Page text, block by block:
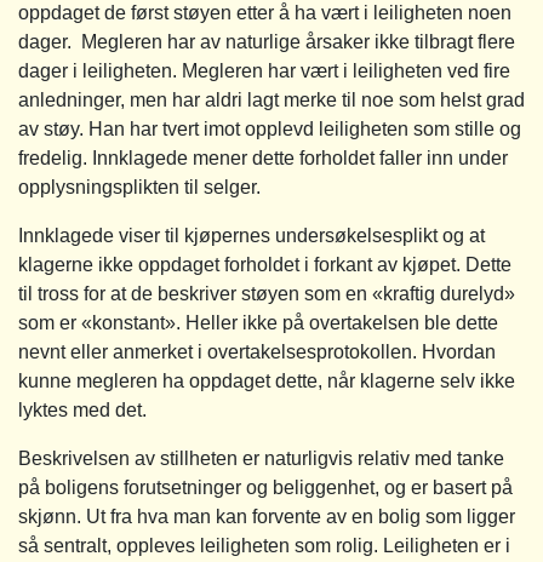
oppdaget de først støyen etter å ha vært i leiligheten noen
dager. Megleren har av naturlige årsaker ikke tilbragt flere
dager i leiligheten. Megleren har vært i leiligheten ved fire
anledninger, men har aldri lagt merke til noe som helst grad
av støy. Han har tvert imot opplevd leiligheten som stille og
fredelig. Innklagede mener dette forholdet faller inn under
opplysningsplikten til selger.
Innklagede viser til kjøpernes undersøkelsesplikt og at
klagerne ikke oppdaget forholdet i forkant av kjøpet. Dette
til tross for at de beskriver støyen som en «kraftig durelyd»
som er «konstant». Heller ikke på overtakelsen ble dette
nevnt eller anmerket i overtakelsesprotokollen. Hvordan
kunne megleren ha oppdaget dette, når klagerne selv ikke
lyktes med det.
Beskrivelsen av stillheten er naturligvis relativ med tanke
på boligens forutsetninger og beliggenhet, og er basert på
skjønn. Ut fra hva man kan forvente av en bolig som ligger
så sentralt, oppleves leiligheten som rolig. Leiligheten er i